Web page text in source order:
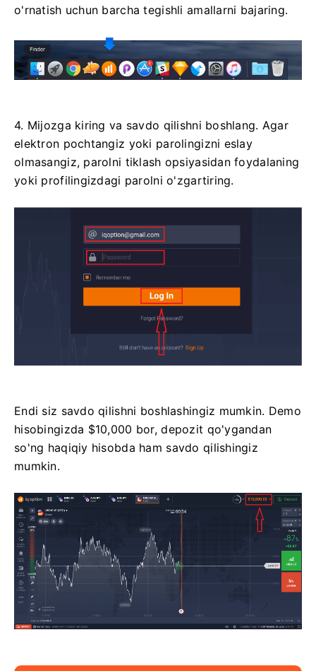
o'rnatish uchun barcha tegishli amallarni bajaring.
4. Mijozga kiring va savdo qilishni boshlang. Agar
elektron pochtangiz yoki parolingizni eslay
olmasangiz, parolni tiklash opsiyasidan foydalaning
yoki profilingizdagi parolni o'zgartiring.
Endi siz savdo qilishni boshlashingiz mumkin. Demo
hisobingizda $10,000 bor, depozit qo'ygandan
so'ng haqiqiy hisobda ham savdo qilishingiz
mumkin.